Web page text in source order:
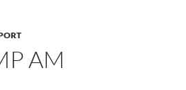
AM